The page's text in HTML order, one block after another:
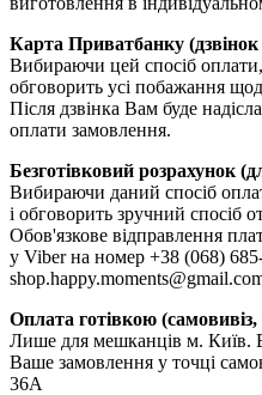
Карта Приватбанку
Вибираючи цей спосіб
обговорить усі побажання
Після дзвінка Вам буде
оплати замовлення.
Безготівковий розрахунок
Вибираючи даний спосіб
і обговорить зручний спосіб
Обов'язкове відправлення
у Viber на номер +38 (068)
Оплата готівкою
Лише для мешканців м. Київ.
Ваше замовлення у точці
36А